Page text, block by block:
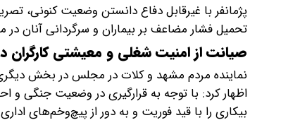
پژمانفر با غیرقابل دفاع دانستن وضعیت کنونی،
تحمیل فشار مضاعف بر بیماران و سرگردانی آنان در
صیانت از امنیت شغلی و معیشتی
نماینده مردم مشهد و کلات در مجلس در بخش
اظهار کرد: با توجه به قرارگیری در وضعیت جنگی و
بیکاری را با قید فوریت و به دور از پیچ‌وخم‌های